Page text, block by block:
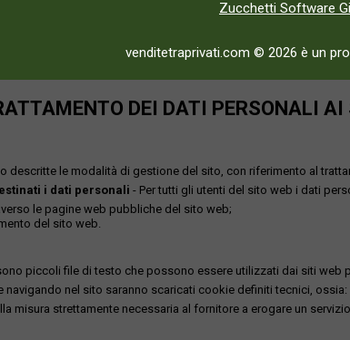
Zucchetti Software
venditetraprivati.com © 2026 è un
DEI DATI PERSONALI
descritte le modalità di gestione del sito, con riferimento al
i dati personali - Per tutti gli utenti del sito web i dati
le pagine web pubbliche del sito web;
del sito web.
piccoli file di testo che possono essere utilizzati dai siti web
navigando nel sito saranno scaricati cookie definiti tecnici, ossia:
misura strettamente necessaria al fornitore a erogare un